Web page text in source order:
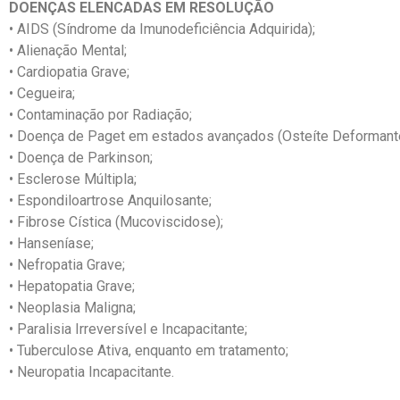
DOENÇAS ELENCADAS EM RESOLUÇÃO
• AIDS (Síndrome da Imunodeficiência Adquirida);
• Alienação Mental;
• Cardiopatia Grave;
• Cegueira;
• Contaminação por Radiação;
• Doença de Paget em estados avançados (Osteíte
• Doença de Parkinson;
• Esclerose Múltipla;
• Espondiloartrose Anquilosante;
• Fibrose Cística (Mucoviscidose);
• Hanseníase;
• Nefropatia Grave;
• Hepatopatia Grave;
• Neoplasia Maligna;
• Paralisia Irreversível e Incapacitante;
• Tuberculose Ativa, enquanto em tratamento;
• Neuropatia Incapacitante.